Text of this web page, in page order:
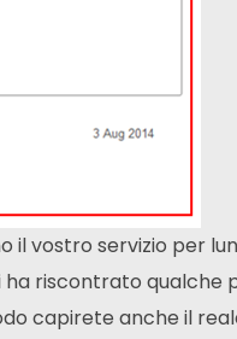
vostro servizio per
riscontrato qualche
capirete anche il